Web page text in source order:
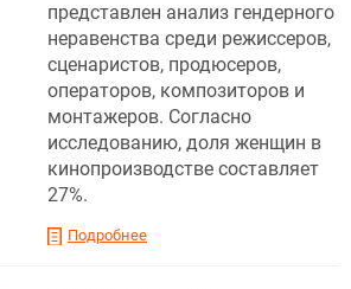
представлен анализ гендерного
неравенства среди режиссеров,
сценаристов, продюсеров,
операторов, композиторов и
монтажеров. Согласно
исследованию, доля женщин в
кинопроизводстве составляет
27%.
Подробнее